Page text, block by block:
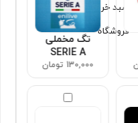
تگ مخملی
SERIE A
130,000 تومان
سبد خرید
فروشگاه